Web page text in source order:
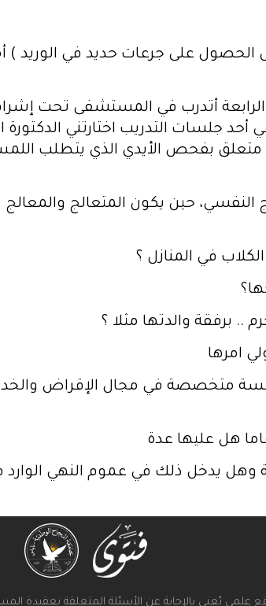
على جرعات حديد في الوريد )
أتدرب في المستشفى تحت
أحد جلسات التدريب اختارتني
بفحص الأيدي الذي يتطلب
النفسي، حين يكون المتعالج
في المنازل ؟
.. برفقة والدتها مثلا ؟
امرها
وهل يدخل ذلك في عموم النهي الوارد
علمي يُعنى بالإجابة عن الأسئلة المتعلقة بعقيدة